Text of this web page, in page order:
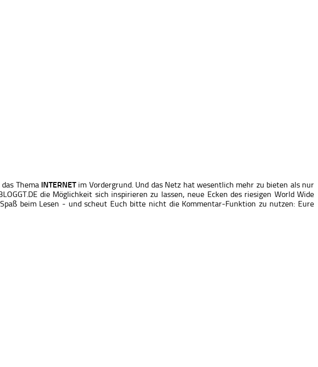
Thema INTERNETim Vordergrund. Und das Netz hat wesentlich mehr zu bieten als nur
die Möglichkeit sich inspirieren zu lassen, neue Ecken des riesigen World Wide
beim Lesen - und scheut Euch bitte nicht die Kommentar-Funktion zu nutzen: Eure